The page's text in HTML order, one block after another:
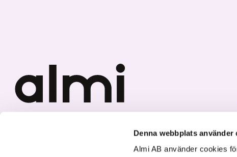
Denna webbplats använder
Almi AB använder cookies